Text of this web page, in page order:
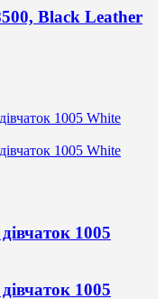
Black Leather
1005
1005